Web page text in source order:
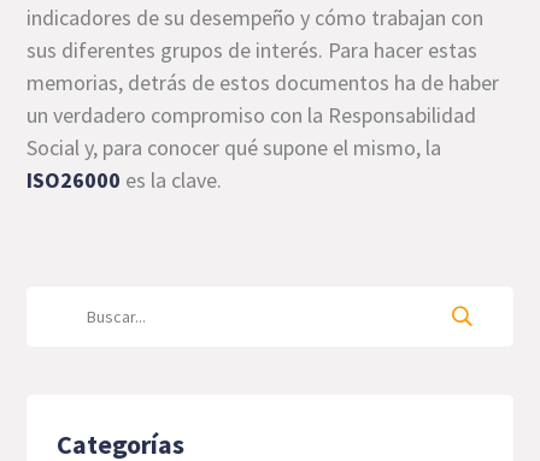
indicadores de su desempeño y cómo trabajan con
sus diferentes grupos de interés. Para hacer estas
memorias, detrás de estos documentos ha de haber
un verdadero compromiso con la Responsabilidad
Social y, para conocer qué supone el mismo, la
ISO26000 es la clave.
Categorías